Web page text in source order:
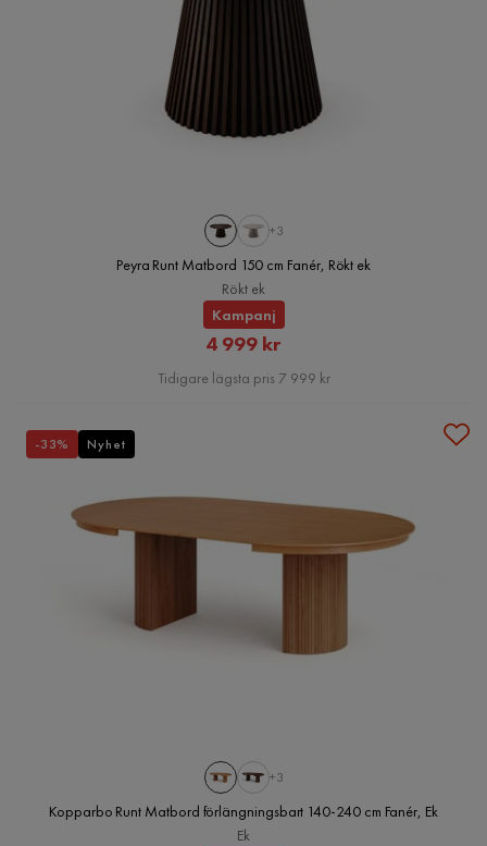
+3
Peyra Runt Matbord 150 cm Fanér, Rökt ek
Rökt ek
Kampanj
Rabatterat
Pris
4 999 kr
Tidigare lägsta pris 7 999 kr
+3
Kopparbo Runt Matbord förlängningsbart 140-240 cm Fanér, Ek
Ek
-33% Nyhet